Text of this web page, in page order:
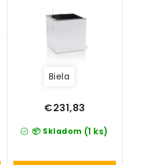
Biela
📦 Skladom (1 ks)
€231,83